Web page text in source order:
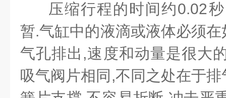
压缩行程的时间约0.02
暂.气缸中的液滴或液体必须
气孔排出,速度和动量是很大
吸气阀片相同,不同之处在于